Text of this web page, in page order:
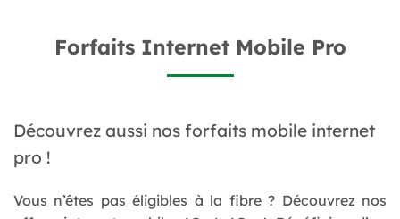
Forfaits Internet Mobile Pro
Découvrez aussi nos forfaits mobile internet
pro !
Vous n’êtes pas éligibles à la fibre ? Découvrez nos